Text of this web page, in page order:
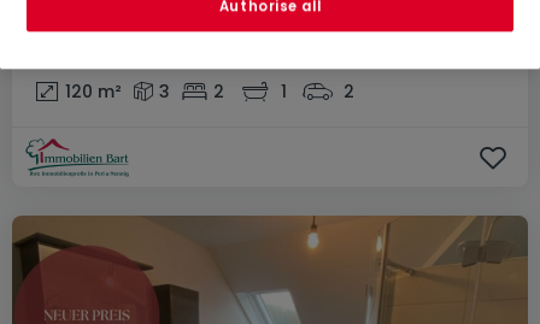
Wohnung 3 Zimmer zum Kauf inPerl
120 m² 3 2 1 2
Authorise all